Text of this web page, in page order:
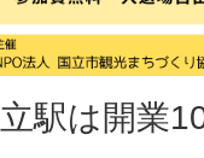
駅は開業